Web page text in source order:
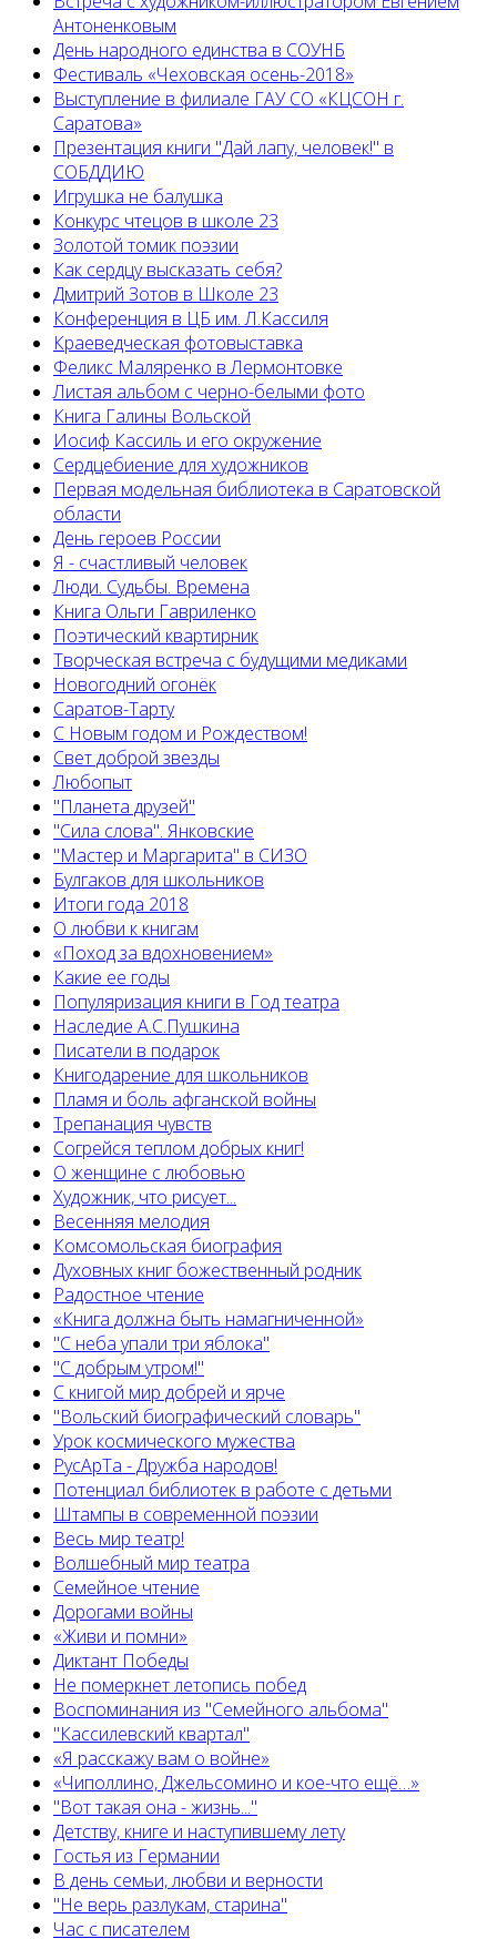
Антоненковым
День народного единства в СОУНБ
Фестиваль «Чеховская осень-2018»
Выступление в филиале ГАУ СО «КЦСОН г.
Саратова»
Презентация книги "Дай лапу, человек!" в
СОБДДИЮ
Игрушка не балушка
Конкурс чтецов в школе 23
Золотой томик поэзии
Как сердцу высказать себя?
Дмитрий Зотов в Школе 23
Конференция в ЦБ им. Л.Кассиля
Краеведческая фотовыставка
Феликс Маляренко в Лермонтовке
Листая альбом с черно-белыми фото
Книга Галины Вольской
Иосиф Кассиль и его окружение
Сердцебиение для художников
Первая модельная библиотека в Саратовской
области
День героев России
Я - счастливый человек
Люди. Судьбы. Времена
Книга Ольги Гавриленко
Поэтический квартирник
Творческая встреча с будущими медиками
Новогодний огонёк
Саратов-Тарту
С Новым годом и Рождеством!
Свет доброй звезды
Любопыт
"Планета друзей"
"Сила слова". Янковские
"Мастер и Маргарита" в СИЗО
Булгаков для школьников
Итоги года 2018
О любви к книгам
«Поход за вдохновением»
Какие ее годы
Популяризация книги в Год театра
Наследие А.С.Пушкина
Писатели в подарок
Книгодарение для школьников
Пламя и боль афганской войны
Трепанация чувств
Согрейся теплом добрых книг!
О женщине с любовью
Художник, что рисует...
Весенняя мелодия
Комсомольская биография
Духовных книг божественный родник
Радостное чтение
«Книга должна быть намагниченной»
"С неба упали три яблока"
"С добрым утром!"
С книгой мир добрей и ярче
"Вольский биографический словарь"
Урок космического мужества
РусАрТа - Дружба народов!
Потенциал библиотек в работе с детьми
Штампы в современной поэзии
Весь мир театр!
Волшебный мир театра
Семейное чтение
Дорогами войны
«Живи и помни»
Диктант Победы
Не померкнет летопись побед
Воспоминания из "Семейного альбома"
"Кассилевский квартал"
«Я расскажу вам о войне»
«Чиполлино, Джельсомино и кое-что ещё…»
"Вот такая она - жизнь..."
Детству, книге и наступившему лету
Гостья из Германии
В день семьи, любви и верности
"Не верь разлукам, старина"
Час с писателем